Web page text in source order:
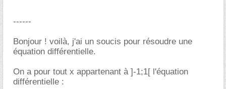
------
Bonjour ! voilà, j'ai un soucis pour résoudre une
équation différentielle.
On a pour tout x appartenant à ]-1;1[ l'équation
différentielle :